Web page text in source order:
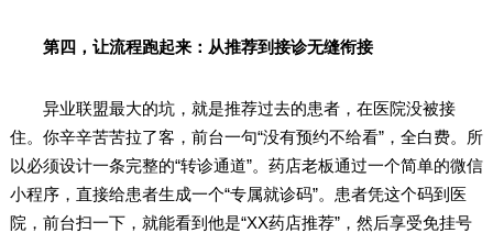
第四，让流程跑起来：从推荐到接诊无缝衔接
异业联盟最大的坑，就是推荐过去的患者，在医院没被接
住。你辛辛苦苦拉了客，前台一句“没有预约不给看”，全白费。所
以必须设计一条完整的“转诊通道”。药店老板通过一个简单的微信
小程序，直接给患者生成一个“专属就诊码”。患者凭这个码到医
院，前台扫一下，就能看到他是“XX药店推荐”，然后享受免挂号